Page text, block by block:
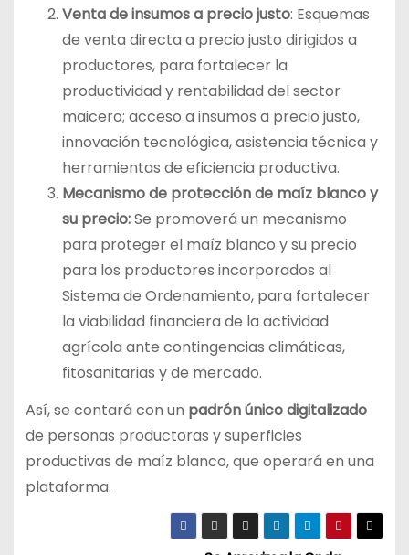
Venta de insumos a precio justo: Esquemas
de venta directa a precio justo dirigidos a
productores, para fortalecer la
productividad y rentabilidad del sector
maicero; acceso a insumos a precio justo,
innovación tecnológica, asistencia técnica y
herramientas de eficiencia productiva.
Mecanismo de protección de maíz blanco y
su precio:Se promoverá un mecanismo
para proteger el maíz blanco y su precio
para los productores incorporados al
Sistema de Ordenamiento, para fortalecer
la viabilidad financiera de la actividad
agrícola ante contingencias climáticas,
fitosanitarias y de mercado.
Así, se contará con un padrón único digitalizado
de personas productoras y superficies
productivas de maíz blanco, que operará en una
plataforma.